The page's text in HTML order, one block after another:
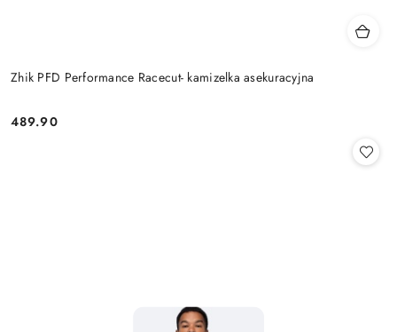
Zhik PFD Performance Racecut- kamizelka asekuracyjna
Cena:
489.90